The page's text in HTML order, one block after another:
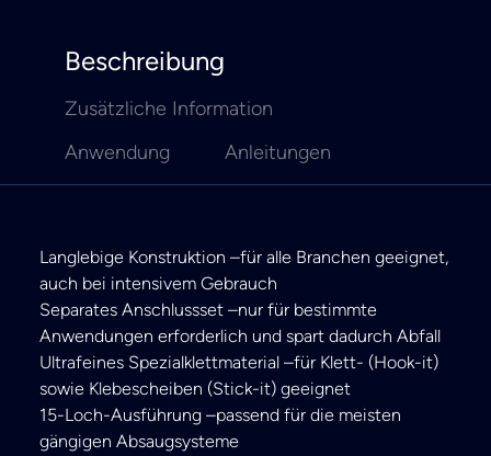
Beschreibung
Zusätzliche Information
Anwendung
Anleitungen
Langlebige Konstruktion –für alle Branchen geeignet,
auch bei intensivem Gebrauch
Separates Anschlussset –nur für bestimmte
Anwendungen erforderlich und spart dadurch Abfall
Ultrafeines Spezialklettmaterial –für Klett- (Hook-it)
sowie Klebescheiben (Stick-it) geeignet
15-Loch-Ausführung –passend für die meisten
gängigen Absaugsysteme